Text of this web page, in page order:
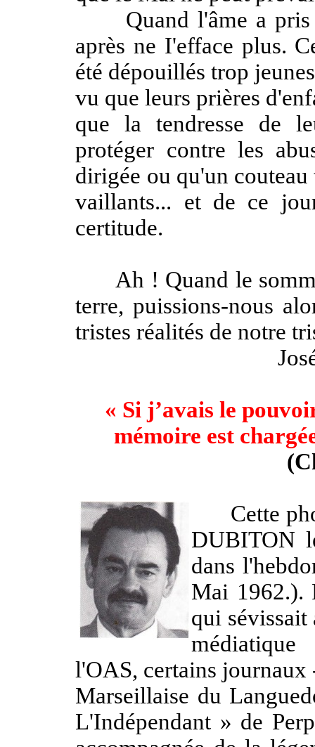
Quand l'âme a pris
après ne I'efface plus.
été dépouillés trop
vu que leurs prières
que la tendresse de
protéger contre les
dirigée ou qu'un
vaillants... et de ce
certitude.
Ah ! Quand le
terre, puissions-nous
tristes réalités de notre
« Si j’avais le
mémoire est
Cette
DUBITON
dans
Mai 1962.).
qui sévissait
l'OAS, certains journaux
Marseillaise du
L'Indépendant » de